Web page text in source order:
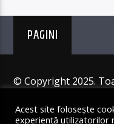
PAGINI
© Copyright 2025.
Acest site folosește
experiență utilizatorilor